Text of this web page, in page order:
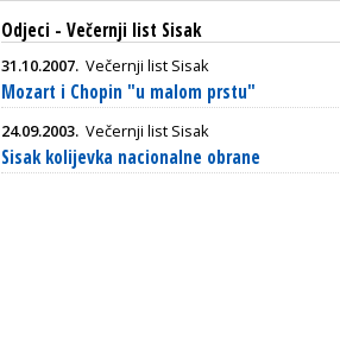
Odjeci - Večernji list Sisak
31.10.2007. Večernji list Sisak
Mozart i Chopin "u malom prstu"
24.09.2003. Večernji list Sisak
Sisak kolijevka nacionalne obrane